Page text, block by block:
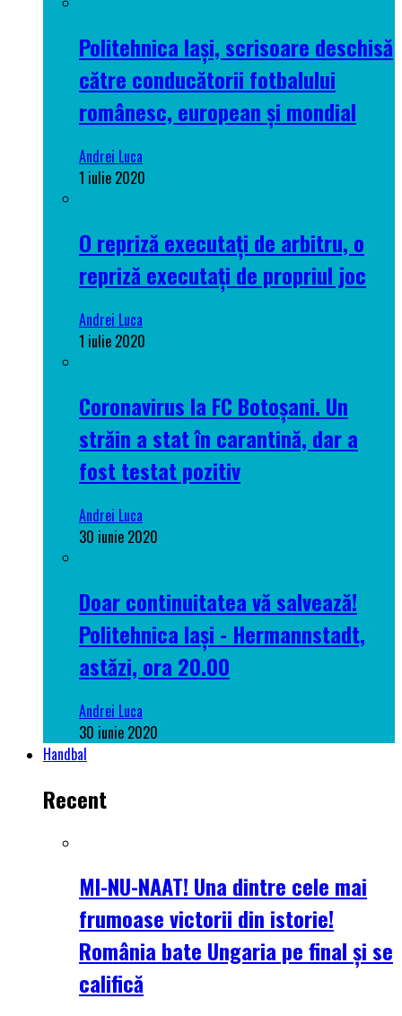
Politehnica Iași, scrisoare deschisă
către conducătorii fotbalului
românesc, european și mondial
Andrei Luca
1 iulie 2020
O repriză executați de arbitru, o
repriză executați de propriul joc
Andrei Luca
1 iulie 2020
Coronavirus la FC Botoșani. Un
străin a stat în carantină, dar a
fost testat pozitiv
Andrei Luca
30 iunie 2020
Doar continuitatea vă salvează!
Politehnica Iași - Hermannstadt,
astăzi, ora 20.00
Andrei Luca
30 iunie 2020
Handbal
Recent
MI-NU-NAAT! Una dintre cele mai
frumoase victorii din istorie!
România bate Ungaria pe final și se
califică